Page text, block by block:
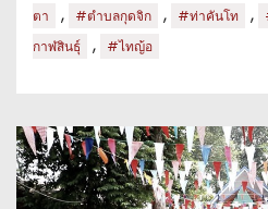
ตา
, #ตำบลกุดจิก , #ท่าคันโท ,
กาฬสินธุ์
, #ไทญ้อ